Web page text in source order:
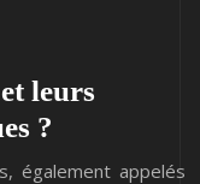
leurs
?
également appelés